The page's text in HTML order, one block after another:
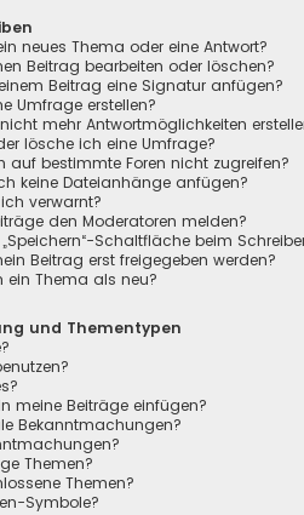
neues Thema oder eine Antwort?
Beitrag bearbeiten oder löschen?
Beitrag eine Signatur anfügen?
Umfrage erstellen?
mehr Antwortmöglichkeiten
lösche ich eine Umfrage?
auf bestimmte Foren nicht zugreifen?
keine Dateianhänge anfügen?
verwarnt?
den Moderatoren melden?
Schaltfläche beim
Beitrag erst freigegeben werden?
ein Thema als neu?
und Thementypen
meine Beiträge einfügen?
Bekanntmachungen?
Themen?
Themen?
Symbole?